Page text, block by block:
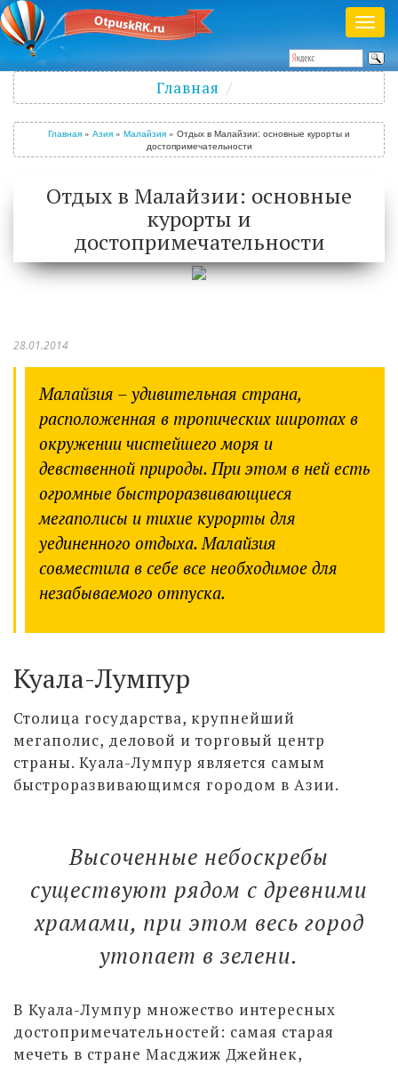
Полезный журнал о путешествиях
меню
Главная
Главная » Азия » Малайзия » Отдых в Малайзии: основные курорты и
достопримечательности
Отдых в Малайзии: основные
курорты и
достопримечательности
28.01.2014
Малайзия – удивительная страна,
расположенная в тропических широтах в
окружении чистейшего моря и
девственной природы. При этом в ней есть
огромные быстроразвивающиеся
мегаполисы и тихие курорты для
уединенного отдыха. Малайзия
совместила в себе все необходимое для
незабываемого отпуска.
Куала-Лумпур
Столица государства, крупнейший
мегаполис, деловой и торговый центр
страны. Куала-Лумпур является самым
быстроразвивающимся городом в Азии.
Высоченные небоскребы
существуют рядом с древними
храмами, при этом весь город
утопает в зелени.
В Куала-Лумпур множество интересных
достопримечательностей: самая старая
мечеть в стране Масджиж Джейнек,